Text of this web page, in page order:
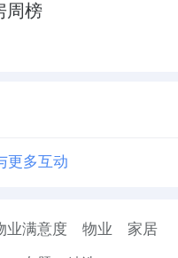
周榜
更多互动
业满意度 物业 家居